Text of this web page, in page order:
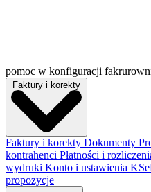
pomoc w konfiguracji
Faktury i korekty
Faktury i korekty Dokumenty
kontrahenci Płatności i
wydruki Konto i ustawienia
propozycje